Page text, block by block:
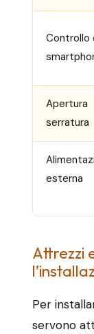
Controllo
Apertura
serratura
esterna
Attrezzi
Per
servono